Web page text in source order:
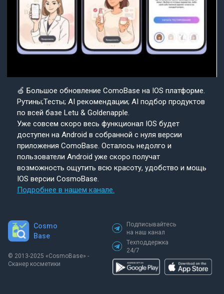
🍏 Большое обновление ComoBase на IOS платформе.
Рутины;Тесты; AI рекомендации; AI подбор продуктов
по всей базе Letu & Goldenapple.
Уже совсем скоро весь функционал IOS будет
доступен на Android в собранной с нуля версии
приложения ComoBase. Осталось недолго и
пользователи Android уже скоро получат
возможность ощутить всю красоту, удобство и мощь
IOS версии CosmoBase.
Подробнее в нашем канале.
Cosmo
Base
© 2013-2025 «СosmoBase» -
Сканер косметики
Подписывайтесь
на наш канал
Техподдержка
24/7